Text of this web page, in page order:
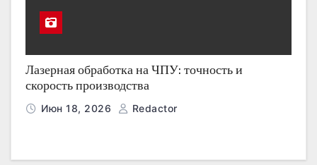
Лазерная обработка на ЧПУ: точность и
скорость производства
Июн 18, 2026 Redactor